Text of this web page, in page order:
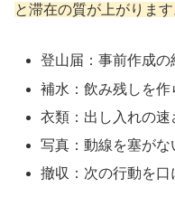
と滞在の質が上がります
登山届：事前作成
補水：飲み残しを
衣類：出し入れの
写真：動線を塞がな
撤収：次の行動を口